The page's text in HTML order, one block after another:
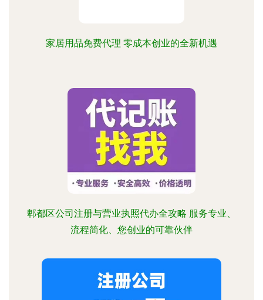
家居用品免费代理 零成本创业的全新机遇
郫都区公司注册与营业执照代办全攻略 服务专业、
流程简化、您创业的可靠伙伴